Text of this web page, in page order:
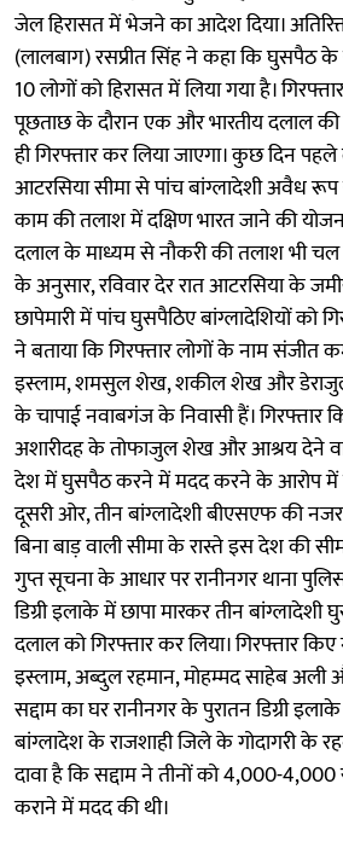
जेल हिरासत में भेजने का आदेश दिया।
(लालबाग) रसप्रीत सिंह ने कहा कि
10 लोगों को हिरासत में लिया गया है।
पूछताछ के दौरान एक और भारतीय दलाल
ही गिरफ्तार कर लिया जाएगा। कुछ दिन
आटरसिया सीमा से पांच बांग्लादेशी अवैध
काम की तलाश में दक्षिण भारत जाने की
दलाल के माध्यम से नौकरी की तलाश भी चल
के अनुसार, रविवार देर रात आटरसिया के
छापेमारी में पांच घुसपैठिए बांग्लादेशियों को
ने बताया कि गिरफ्तार लोगों के नाम संजीत
इस्लाम, शमसुल शेख, शकील शेख और
के चापाई नवाबगंज के निवासी हैं। गिरफ्तार
अशारीदह के तोफाजुल शेख और आश्रय देने
देश में घुसपैठ करने में मदद करने के आरोप में
दूसरी ओर, तीन बांग्लादेशी बीएसएफ की
बिना बाड़ वाली सीमा के रास्ते इस देश की
गुप्त सूचना के आधार पर रानीनगर थाना
डिग्री इलाके में छापा मारकर तीन
दलाल को गिरफ्तार कर लिया। गिरफ्तार
इस्लाम, अब्दुल रहमान, मोहम्मद साहेब अली
सद्दाम का घर रानीनगर के पुरातन डिग्री
बांग्लादेश के राजशाही जिले के गोदागरी के
दावा है कि सद्दाम ने तीनों को 4,000-
कराने में मदद की थी।